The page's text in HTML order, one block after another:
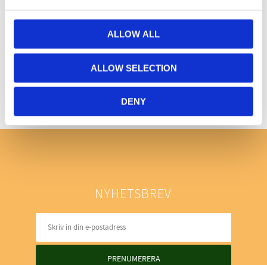
ALLOW ALL
ALLOW SELECTION
DENY
Bli den första att lämna ett omdöme.
NYHETSBREV
PRENUMERERA